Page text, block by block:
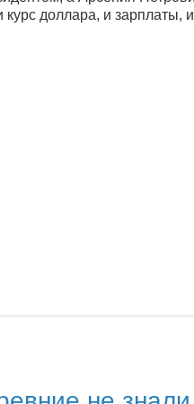
доллара, и зарплаты, и